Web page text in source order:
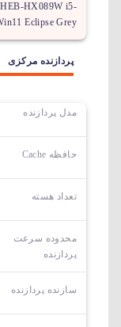
HX089W i5-
Eclipse Grey
پردازنده مرکزی
مدل پردازنده
حافظه Cache
تعداد هسته
محدوده سرعت
پردازنده
سازنده پردازنده